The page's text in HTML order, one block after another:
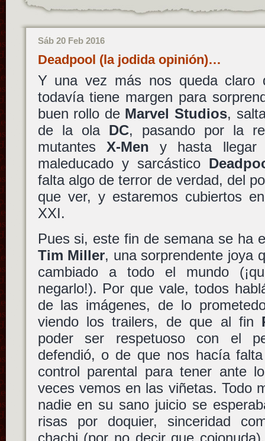
Sáb 20 Feb 2016
Deadpool (la jodida opinión)…
Y una vez más nos queda claro
todavía tiene margen para
buen rollo de Marvel Studios,
de la ola DC, pasando por la
mutantes X-Men y hasta llegar
maleducado y sarcástico
falta algo de terror de verdad, del
que ver, y estaremos cubiertos
XXI.
Pues si, este fin de semana se ha
Tim Miller, una sorprendente joya
cambiado a todo el mundo
negarlo!). Por que vale, todos
de las imágenes, de lo
viendo los trailers, de que al fin
poder ser respetuoso con el
defendió, o de que nos hacía
control parental para tener ante
veces vemos en las viñetas. Todo
nadie en su sano juicio se
risas por doquier, sinceridad